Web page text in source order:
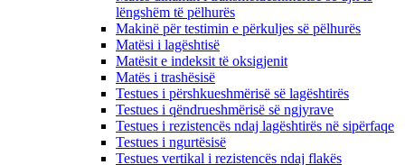
lëngshëm të pëlhurës
Makinë për testimin e përkuljes së pëlhurës
Matësi i lagështisë
Matësit e indeksit të oksigjenit
Matës i trashësisë
Testues i përshkueshmërisë së lagështirës
Testues i qëndrueshmërisë së ngjyrave
Testues i rezistencës ndaj lagështirës në sipërfaqe
Testues i ngurtësisë
Testues vertikal i rezistencës ndaj flakës